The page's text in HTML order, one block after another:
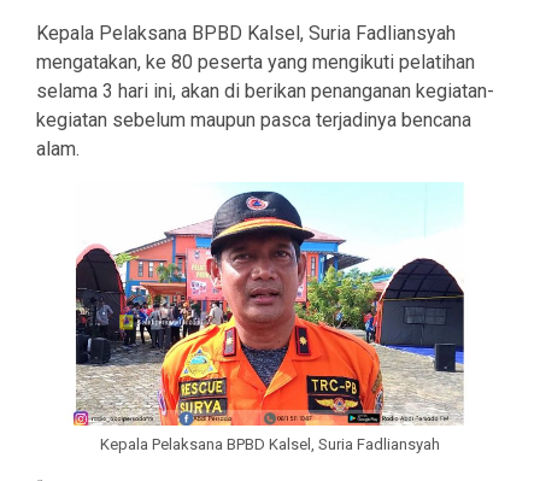
Kepala Pelaksana BPBD Kalsel, Suria Fadliansyah
mengatakan, ke 80 peserta yang mengikuti pelatihan
selama 3 hari ini, akan di berikan penanganan kegiatan-
kegiatan sebelum maupun pasca terjadinya bencana
alam.
Kepala Pelaksana BPBD Kalsel, Suria Fadliansyah